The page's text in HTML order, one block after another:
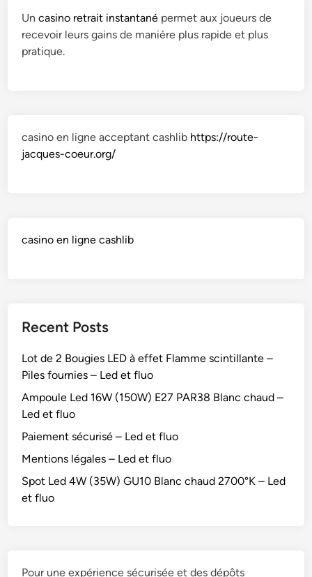
Uncasino retrait instantané permet aux joueurs de
recevoir leurs gains de manière plus rapide et plus
pratique.
casino en ligne acceptant cashlib https://route-
jacques-coeur.org/
casino en ligne cashlib
Recent Posts
Lot de 2 Bougies LED à effet Flamme scintillante –
Piles fournies – Led et fluo
Ampoule Led 16W (150W) E27 PAR38 Blanc chaud –
Led et fluo
Paiement sécurisé – Led et fluo
Mentions légales – Led et fluo
Spot Led 4W (35W) GU10 Blanc chaud 2700°K – Led
et fluo
Pour une expérience sécurisée et des dépôts